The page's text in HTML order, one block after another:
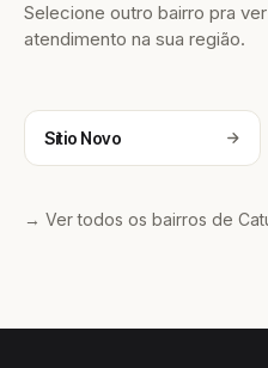
Selecione outro bairro pra
atendimento na sua região.
Sítio Novo
→ Ver todos os bairros de